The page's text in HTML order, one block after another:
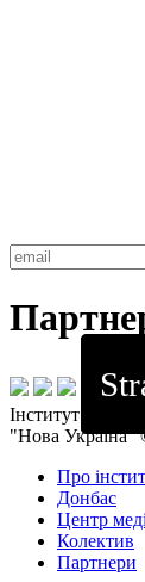
Інститут
"Нова Україна"
Про
Донбас
Центр
Колектив
Партнери